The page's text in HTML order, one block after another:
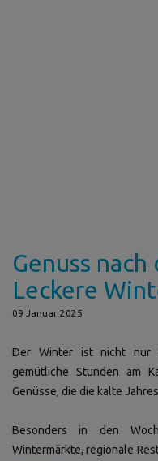
Genuss
Leckere
09 Januar 2025
Der Winter ist nicht nur
gemütliche Stunden am
Genüsse, die die kalte
Besonders in den
Wintermärkte, regionale